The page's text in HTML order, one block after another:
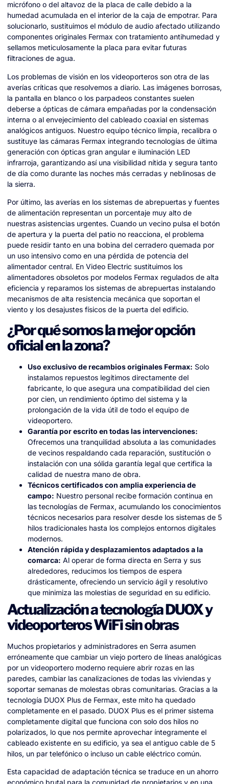
micrófono o del altavoz de la placa de calle debido a la
humedad acumulada en el interior de la caja de empotrar. Para
solucionarlo, sustituimos el módulo de audio afectado utilizando
componentes originales Fermax con tratamiento antihumedad y
sellamos meticulosamente la placa para evitar futuras
filtraciones de agua.
Los problemas de visión en los videoporteros son otra de las
averías críticas que resolvemos a diario. Las imágenes borrosas,
la pantalla en blanco o los parpadeos constantes suelen
deberse a ópticas de cámara empañadas por la condensación
interna o al envejecimiento del cableado coaxial en sistemas
analógicos antiguos. Nuestro equipo técnico limpia, recalibra o
sustituye las cámaras Fermax integrando tecnologías de última
generación con ópticas gran angular e iluminación LED
infrarroja, garantizando así una visibilidad nítida y segura tanto
de día como durante las noches más cerradas y neblinosas de
la sierra.
Por último, las averías en los sistemas de abrepuertas y fuentes
de alimentación representan un porcentaje muy alto de
nuestras asistencias urgentes. Cuando un vecino pulsa el botón
de apertura y la puerta del patio no reacciona, el problema
puede residir tanto en una bobina del cerradero quemada por
un uso intensivo como en una pérdida de potencia del
alimentador central. En Video Electric sustituimos los
alimentadores obsoletos por modelos Fermax regulados de alta
eficiencia y reparamos los sistemas de abrepuertas instalando
mecanismos de alta resistencia mecánica que soportan el
viento y los desajustes físicos de la puerta del edificio.
¿Por qué somos la mejor opción
oficial en la zona?
Uso exclusivo de recambios originales Fermax: Solo
instalamos repuestos legítimos directamente del
fabricante, lo que asegura una compatibilidad del cien
por cien, un rendimiento óptimo del sistema y la
prolongación de la vida útil de todo el equipo de
videoportero.
Garantía por escrito en todas las intervenciones:
Ofrecemos una tranquilidad absoluta a las comunidades
de vecinos respaldando cada reparación, sustitución o
instalación con una sólida garantía legal que certifica la
calidad de nuestra mano de obra.
Técnicos certificados con amplia experiencia de
campo: Nuestro personal recibe formación continua en
las tecnologías de Fermax, acumulando los conocimientos
técnicos necesarios para resolver desde los sistemas de 5
hilos tradicionales hasta los complejos entornos digitales
modernos.
Atención rápida y desplazamientos adaptados a la
comarca: Al operar de forma directa en Serra y sus
alrededores, reducimos los tiempos de espera
drásticamente, ofreciendo un servicio ágil y resolutivo
que minimiza las molestias de seguridad en su edificio.
Actualización a tecnología DUOX y
videoporteros WiFi sin obras
Muchos propietarios y administradores en Serra asumen
erróneamente que cambiar un viejo portero de líneas analógicas
por un videoportero moderno requiere abrir rozas en las
paredes, cambiar las canalizaciones de todas las viviendas y
soportar semanas de molestas obras comunitarias. Gracias a la
tecnología DUOX Plus de Fermax, este mito ha quedado
completamente en el pasado. DUOX Plus es el primer sistema
completamente digital que funciona con solo dos hilos no
polarizados, lo que nos permite aprovechar íntegramente el
cableado existente en su edificio, ya sea el antiguo cable de 5
hilos, un par telefónico o incluso un cable eléctrico común.
Esta capacidad de adaptación técnica se traduce en un ahorro
económico brutal para la comunidad de propietarios y en una